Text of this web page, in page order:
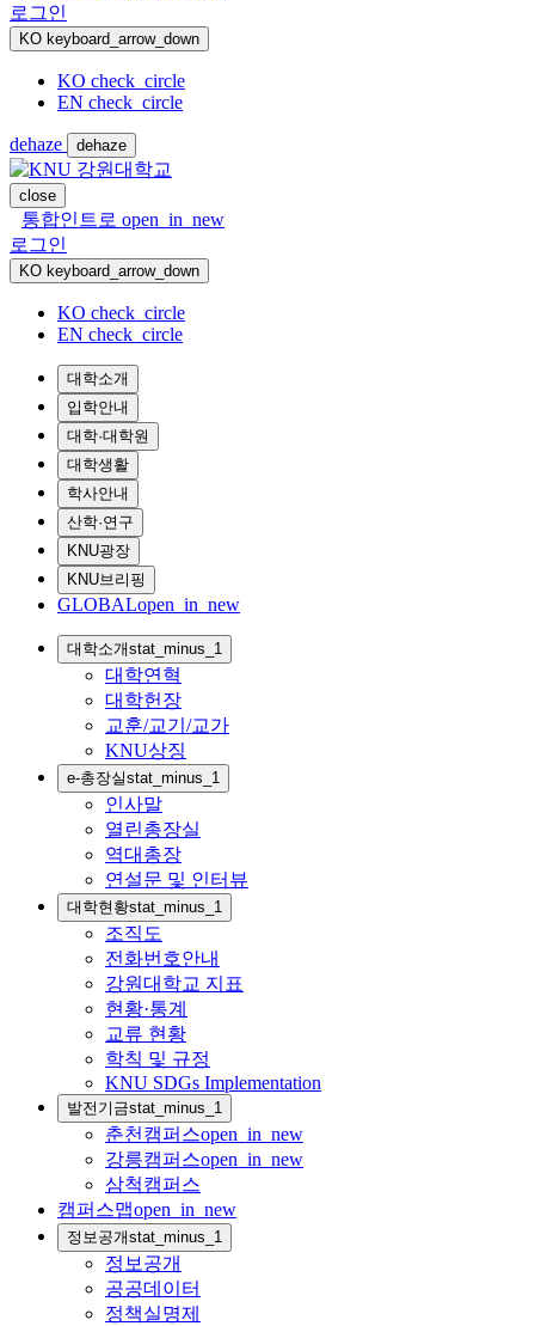
로그인
KO keyboard_arrow_down
KO check_circle
EN check_circle
dehaze dehaze
close
통합인트로 open_in_new
로그인
KO keyboard_arrow_down
KO check_circle
EN check_circle
대학소개
입학안내
대학·대학원
대학생활
학사안내
산학·연구
KNU광장
KNU브리핑
GLOBALopen_in_new
대학소개stat_minus_1
대학연혁
대학헌장
교훈/교기/교가
KNU상징
e-총장실stat_minus_1
인사말
열린총장실
역대총장
연설문 및 인터뷰
대학현황stat_minus_1
조직도
전화번호안내
강원대학교 지표
현황·통계
교류 현황
학칙 및 규정
KNU SDGs Implementation
발전기금stat_minus_1
춘천캠퍼스open_in_new
강릉캠퍼스open_in_new
삼척캠퍼스
캠퍼스맵open_in_new
정보공개stat_minus_1
정보공개
공공데이터
정책실명제